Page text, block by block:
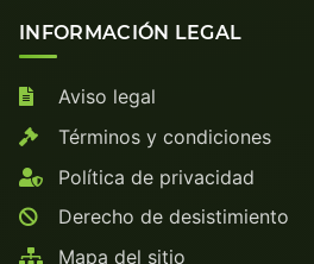
INFORMACIÓN LEGAL
Aviso legal
Términos y condiciones
Política de privacidad
Derecho de desistimiento
Mapa del sitio